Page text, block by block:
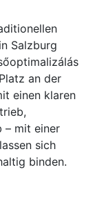
Salzburg
an der
einen klaren
– mit einer
sich
binden.